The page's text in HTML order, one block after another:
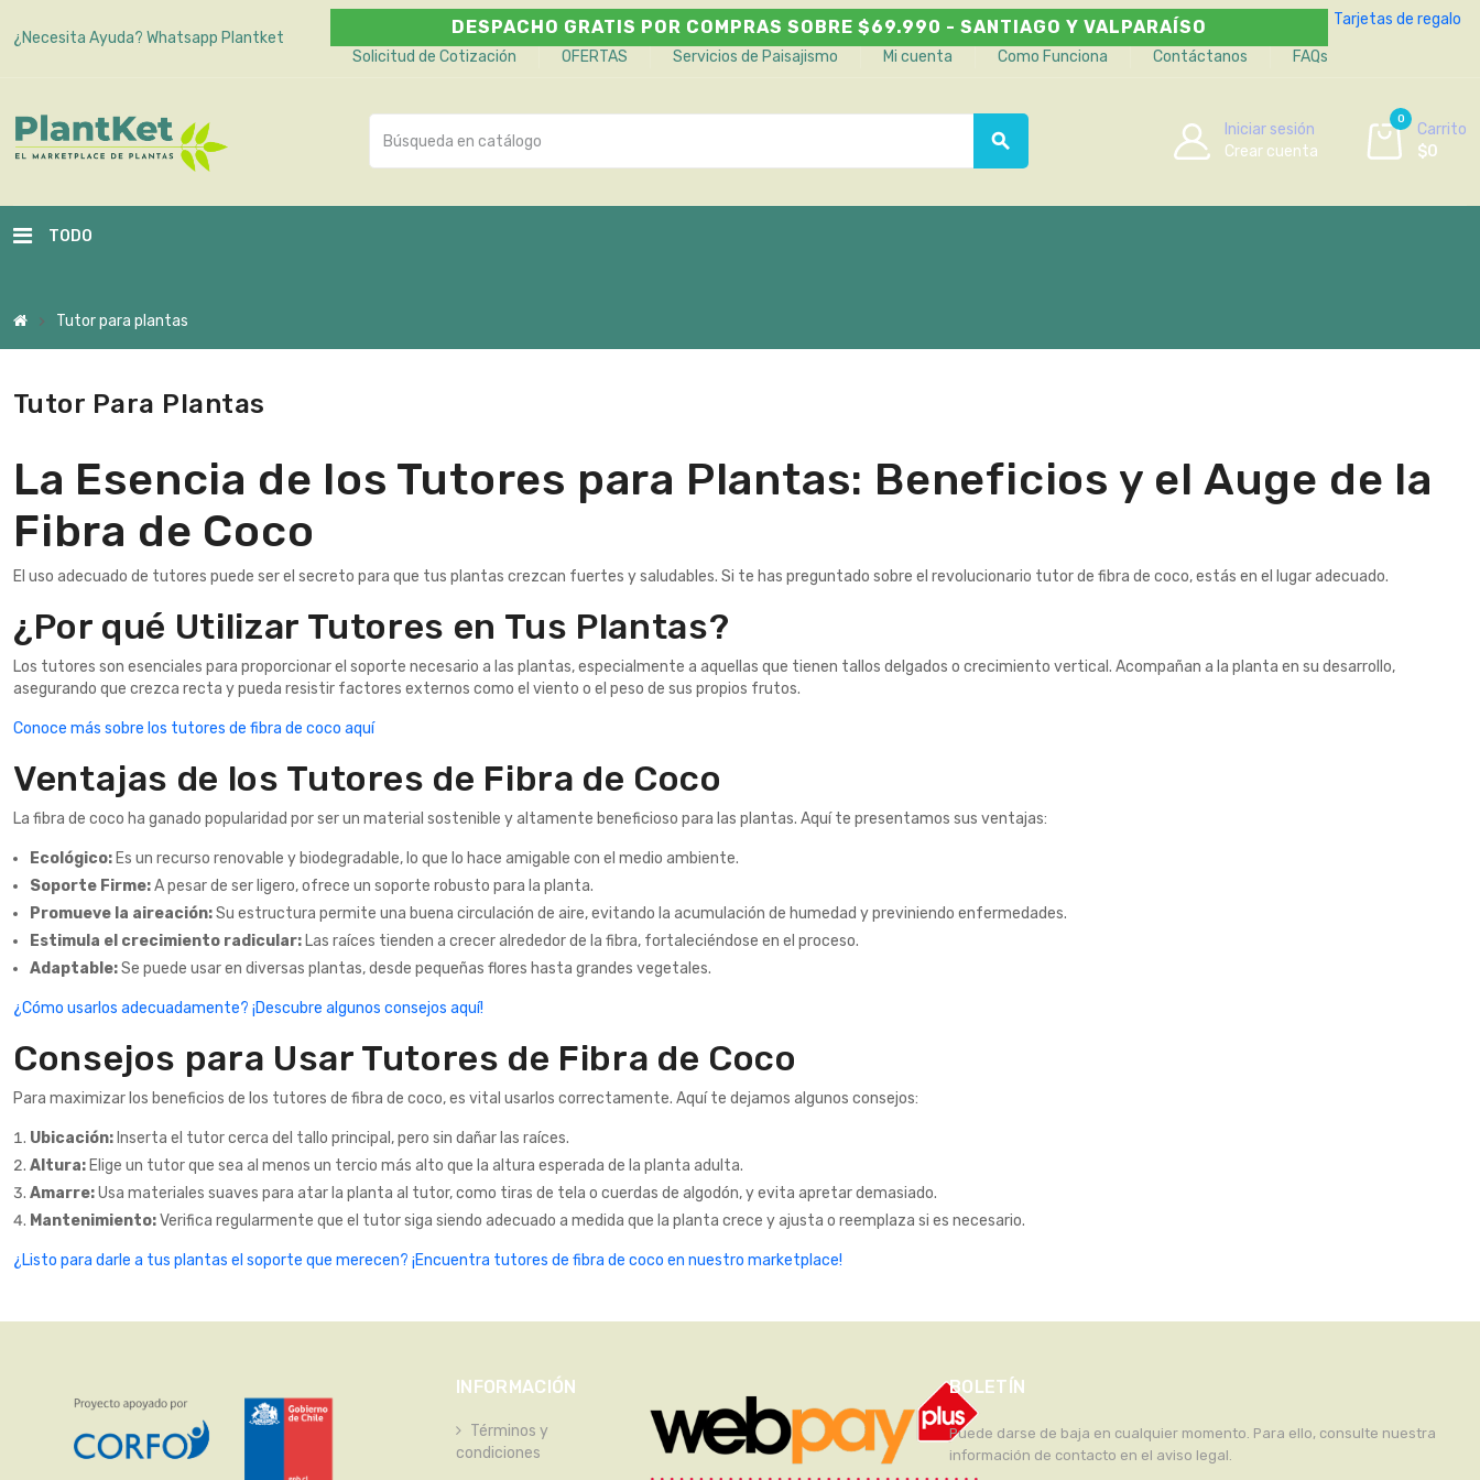
¿Necesita Ayuda? Whatsapp Plantket
DESPACHO GRATIS POR COMPRAS SOBRE $69.990 - SANTIAGO Y VALPARAÍSO
Solicitud de Cotización OFERTAS Servicios de Paisajismo Mi cuenta Como Funciona Contáctanos FAQs
Tarjetas de regalo
search
Iniciar sesión
Crear cuenta
0
Carrito
$0
TODO
chevron_right Tutor para plantas
Tutor Para Plantas
La Esencia de los Tutores para Plantas: Beneficios y el Auge de la
Fibra de Coco
El uso adecuado de tutores puede ser el secreto para que tus plantas crezcan fuertes y saludables. Si te has preguntado sobre el revolucionario tutor de fibra de coco, estás en el lugar adecuado.
¿Por qué Utilizar Tutores en Tus Plantas?
Los tutores son esenciales para proporcionar el soporte necesario a las plantas, especialmente a aquellas que tienen tallos delgados o crecimiento vertical. Acompañan a la planta en su desarrollo,
asegurando que crezca recta y pueda resistir factores externos como el viento o el peso de sus propios frutos.
Conoce más sobre los tutores de fibra de coco aquí
Ventajas de los Tutores de Fibra de Coco
La fibra de coco ha ganado popularidad por ser un material sostenible y altamente beneficioso para las plantas. Aquí te presentamos sus ventajas:
Ecológico: Es un recurso renovable y biodegradable, lo que lo hace amigable con el medio ambiente.
Soporte Firme:A pesar de ser ligero, ofrece un soporte robusto para la planta.
Promueve la aireación:Su estructura permite una buena circulación de aire, evitando la acumulación de humedad y previniendo enfermedades.
Estimula el crecimiento radicular: Las raíces tienden a crecer alrededor de la fibra, fortaleciéndose en el proceso.
Adaptable:Se puede usar en diversas plantas, desde pequeñas flores hasta grandes vegetales.
¿Cómo usarlos adecuadamente? ¡Descubre algunos consejos aquí!
Consejos para Usar Tutores de Fibra de Coco
Para maximizar los beneficios de los tutores de fibra de coco, es vital usarlos correctamente. Aquí te dejamos algunos consejos:
Ubicación: Inserta el tutor cerca del tallo principal, pero sin dañar las raíces.
Altura: Elige un tutor que sea al menos un tercio más alto que la altura esperada de la planta adulta.
Amarre:Usa materiales suaves para atar la planta al tutor, como tiras de tela o cuerdas de algodón, y evita apretar demasiado.
Mantenimiento:Verifica regularmente que el tutor siga siendo adecuado a medida que la planta crece y ajusta o reemplaza si es necesario.
¿Listo para darle a tus plantas el soporte que merecen? ¡Encuentra tutores de fibra de coco en nuestro marketplace!
INFORMACIÓN
Términos y
condiciones
BOLETÍN
Puede darse de baja en cualquier momento. Para ello, consulte nuestra
información de contacto en el aviso legal.